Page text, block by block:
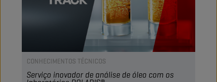
CONHECIMENTOS TÉCNICOS
Serviço inovador de análise de óleo com os